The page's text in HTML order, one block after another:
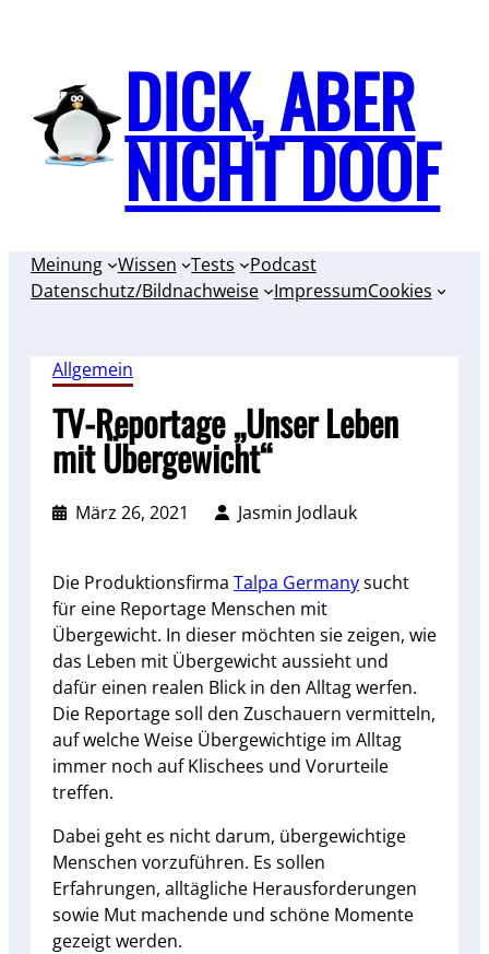
springen
DICK, ABER
NICHT DOOF
Meinung Wissen Tests
Podcast
Datenschutz/Bildnachweise
ImpressumCookies
Allgemein
TV-Reportage „Unser Leben
mit Übergewicht“
März 26, 2021 Jasmin Jodlauk
Die Produktionsfirma Talpa Germanysucht
für eine Reportage Menschen mit
Übergewicht. In dieser möchten sie zeigen, wie
das Leben mit Übergewicht aussieht und
dafür einen realen Blick in den Alltag werfen.
Die Reportage soll den Zuschauern vermitteln,
auf welche Weise Übergewichtige im Alltag
immer noch auf Klischees und Vorurteile
treffen.
Dabei geht es nicht darum, übergewichtige
Menschen vorzuführen. Es sollen
Erfahrungen, alltägliche Herausforderungen
sowie Mut machende und schöne Momente
gezeigt werden.